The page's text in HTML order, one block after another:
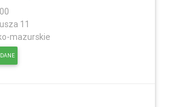
11
mazurskie